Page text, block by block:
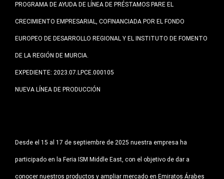
PROGRAMA DE AYUDA DE LÍNEA DE PRÉSTAMOS PARE EL
CRECIMIENTO EMPRESARIAL, COFINANCIADA POR EL FONDO
EUROPEO DE DESARROLLO REGIONAL Y EL INSTITUTO DE FOMENTO
DE LA REGIÓN DE MURCIA.
EXPEDIENTE: 2023.07.LPCE.000105
NUEVA LÍNEA DE PRODUCCIÓN
Desde el 15 al 17 de septiembre de 2025 nuestra empresa ha
participado en la Feria ISM Middle East, con el objetivo de dar a
conocer nuestros productos y ampliar mercado en Emiratos Árabes